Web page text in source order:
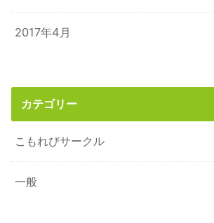
2017年4月
カテゴリー
こもれびサークル
一般